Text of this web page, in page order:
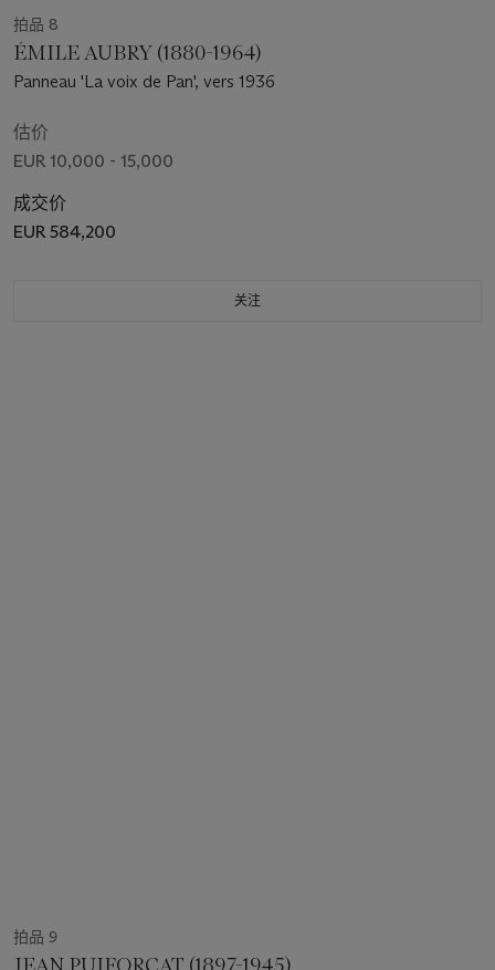
拍品 8
ÉMILE AUBRY (1880-1964)
Panneau 'La voix de Pan', vers 1936
估价
EUR 10,000 - 15,000
成交价
EUR 584,200
关注
拍品 9